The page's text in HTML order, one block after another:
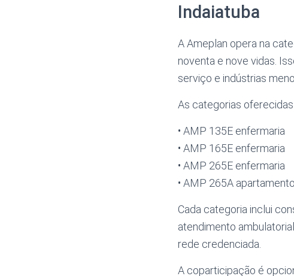
Indaiatuba
A Ameplan opera na
noventa e nove vidas.
serviço e indústrias
As categorias oferecidas
• AMP 135E enfermaria
• AMP 165E enfermaria
• AMP 265E enfermaria
• AMP 265A apartamento
Cada categoria inclui
atendimento
rede credenciada.
A coparticipação é